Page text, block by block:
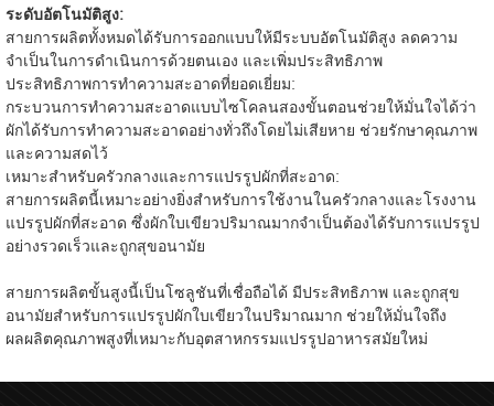
ระดับอัตโนมัติสูง:
สายการผลิตทั้งหมดได้รับการออกแบบให้มีระบบอัตโนมัติสูง ลดความ
จำเป็นในการดำเนินการด้วยตนเอง และเพิ่มประสิทธิภาพ
ประสิทธิภาพการทำความสะอาดที่ยอดเยี่ยม:
กระบวนการทำความสะอาดแบบไซโคลนสองขั้นตอนช่วยให้มั่นใจได้ว่า
ผักได้รับการทำความสะอาดอย่างทั่วถึงโดยไม่เสียหาย ช่วยรักษาคุณภาพ
และความสดไว้
เหมาะสำหรับครัวกลางและการแปรรูปผักที่สะอาด:
สายการผลิตนี้เหมาะอย่างยิ่งสำหรับการใช้งานในครัวกลางและโรงงาน
แปรรูปผักที่สะอาด ซึ่งผักใบเขียวปริมาณมากจำเป็นต้องได้รับการแปรรูป
อย่างรวดเร็วและถูกสุขอนามัย
สายการผลิตขั้นสูงนี้เป็นโซลูชันที่เชื่อถือได้ มีประสิทธิภาพ และถูกสุข
อนามัยสำหรับการแปรรูปผักใบเขียวในปริมาณมาก ช่วยให้มั่นใจถึง
ผลผลิตคุณภาพสูงที่เหมาะกับอุตสาหกรรมแปรรูปอาหารสมัยใหม่